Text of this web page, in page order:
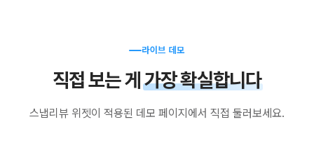
라이브 데모
직접 보는 게가장 확실합니다
스냅리뷰 위젯이 적용된 데모 페이지에서 직접 둘러보세요.